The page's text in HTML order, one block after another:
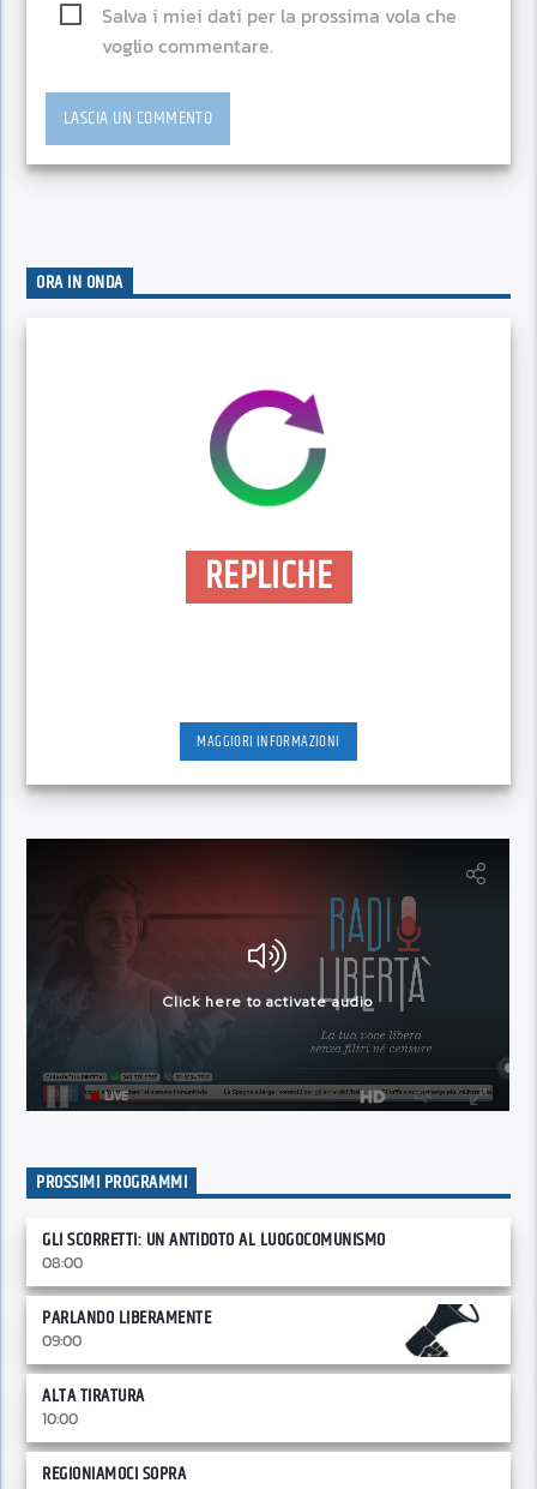
Salva i miei dati per la prossima vola che
voglio commentare.
ORA IN ONDA
REPLICHE
MAGGIORI INFORMAZIONI
PROSSIMI PROGRAMMI
GLI SCORRETTI: UN ANTIDOTO AL LUOGOCOMUNISMO
08:00
PARLANDO LIBERAMENTE
09:00
ALTA TIRATURA
10:00
REGIONIAMOCI SOPRA